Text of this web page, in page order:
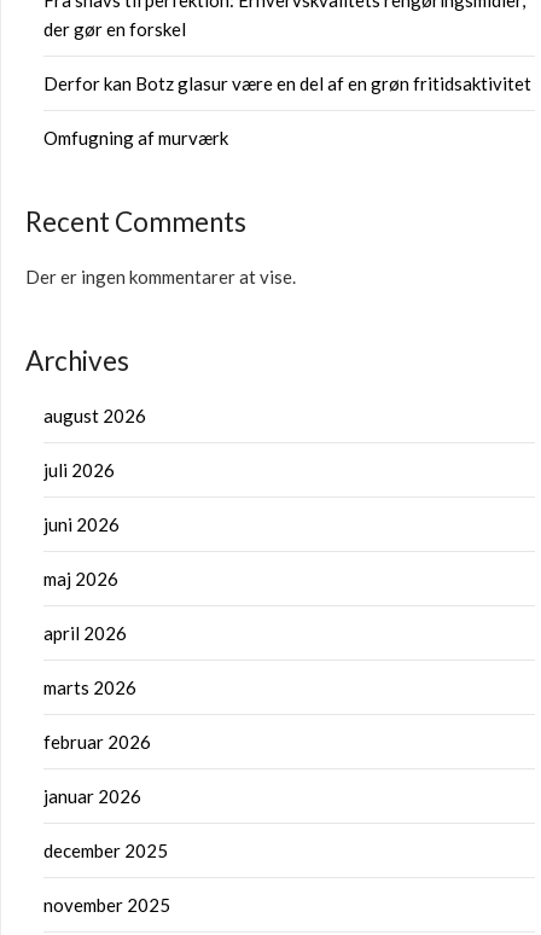
der gør en forskel
Derfor kan Botz glasur være en del af en grøn fritidsaktivitet
Omfugning af murværk
Recent Comments
Der er ingen kommentarer at vise.
Archives
august 2026
juli 2026
juni 2026
maj 2026
april 2026
marts 2026
februar 2026
januar 2026
december 2025
november 2025